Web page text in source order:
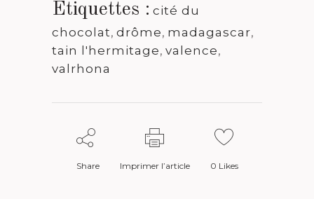
Étiquettes : cité du
chocolat, drôme, madagascar,
tain l'hermitage, valence,
valrhona
Share Imprimer l’article 0 Likes